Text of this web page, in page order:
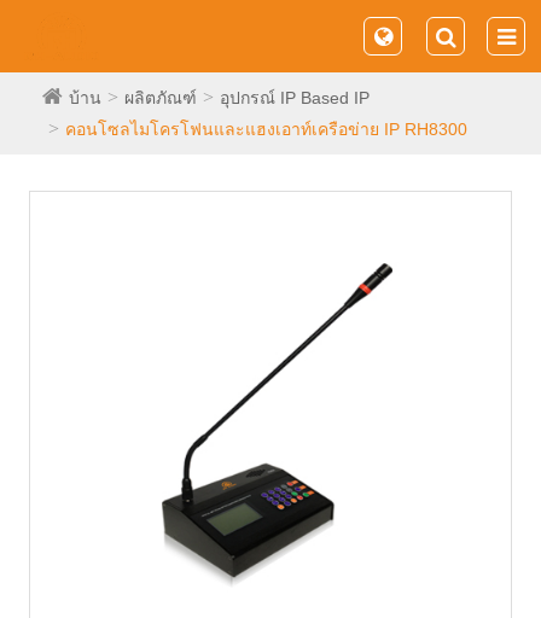
บ้าน ผลิตภัณฑ์
อุปกรณ์ IP Based IP
คอนโซลไมโครโฟนและแฮงเอาท์เครือข่าย IP RH8300